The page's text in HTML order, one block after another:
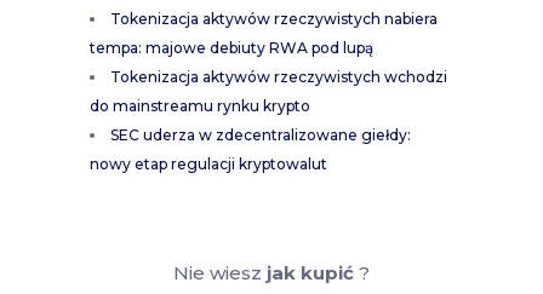
Tokenizacja aktywów rzeczywistych nabiera
tempa: majowe debiuty RWA pod lupą
Tokenizacja aktywów rzeczywistych wchodzi
do mainstreamu rynku krypto
SEC uderza w zdecentralizowane giełdy:
nowy etap regulacji kryptowalut
Nie wiesz jak kupić?